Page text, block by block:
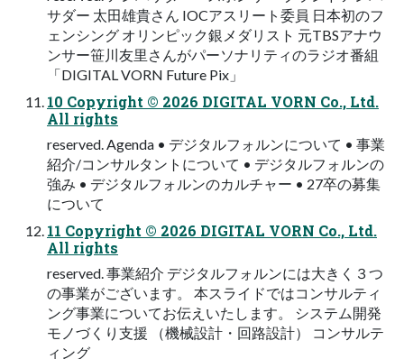
サダー 太田雄貴さん IOCアスリート委員 日本初のフ
ェンシング オリンピック銀メダリスト 元TBSアナウ
ンサー笹川友里さんがパーソナリティのラジオ番組
「DIGITAL VORN Future Pix」
10 Copyright © 2026 DIGITAL VORN Co., Ltd.
All rights
reserved. Agenda • デジタルフォルンについて • 事業
紹介/コンサルタントについて • デジタルフォルンの
強み • デジタルフォルンのカルチャー • 27卒の募集
について
11 Copyright © 2026 DIGITAL VORN Co., Ltd.
All rights
reserved. 事業紹介 デジタルフォルンには大きく３つ
の事業がございます。 本スライドではコンサルティ
ング事業についてお伝えいたします。 システム開発
モノづくり支援 （機械設計・回路設計） コンサルテ
ィング